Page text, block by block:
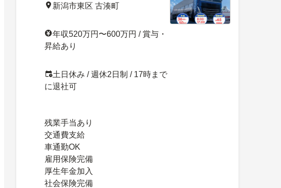
新潟市東区 古湊町
年収520万円〜600万円 / 賞与・
昇給あり
土日休み / 週休2日制 / 17時まで
に退社可
残業手当あり
交通費支給
車通勤OK
雇用保険完備
厚生年金加入
社会保険完備